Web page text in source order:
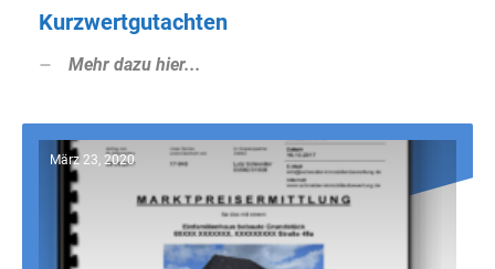
Kurzwertgutachten
Mehr dazu hier...
März 23, 2020